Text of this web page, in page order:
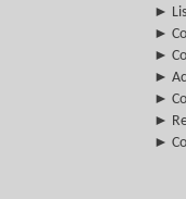
►
►
►
►
►
►
►